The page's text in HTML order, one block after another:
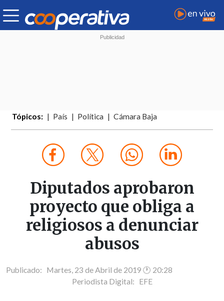
Tópicos: País Política Cámara Baja
Diputados aprobaron
proyecto que obliga a
religiosos a denunciar
abusos
Publicado: Martes, 23 de Abril de 2019 🕐 20:28
Periodista Digital: EFE